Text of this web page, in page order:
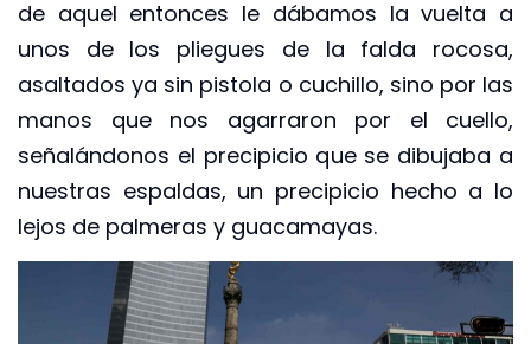
de aquel entonces le dábamos la vuelta a
unos de los pliegues de la falda rocosa,
asaltados ya sin pistola o cuchillo, sino por las
manos que nos agarraron por el cuello,
señalándonos el precipicio que se dibujaba a
nuestras espaldas, un precipicio hecho a lo
lejos de palmeras y guacamayas.